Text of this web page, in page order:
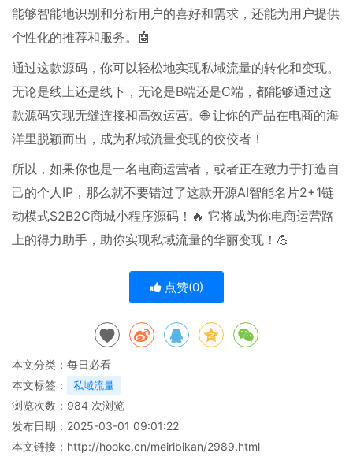
能够智能地识别和分析用户的喜好和需求，还能为用户提供
个性化的推荐和服务。🤖
通过这款源码，你可以轻松地实现私域流量的转化和变现。
无论是线上还是线下，无论是B端还是C端，都能够通过这
款源码实现无缝连接和高效运营。🌐 让你的产品在电商的海
洋里脱颖而出，成为私域流量变现的佼佼者！
所以，如果你也是一名电商运营者，或者正在致力于打造自
己的个人 IP ，那么就不要错过了这款开源AI智能名片2+1链
动模式S2B2C商城小程序源码！🔥 它将成为你电商运营路
上的得力助手，助你实现私域流量的华丽变现！💪
点赞(0)
本文分类： 每日必看
本文标签：
私域流量
浏览次数： 984 次浏览
发布日期：2025-03-01 09:01:22
本文链接： http://hookc.cn/meiribikan/2989.html